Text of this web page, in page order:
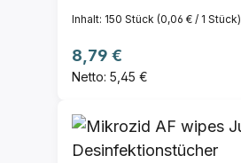
Inhalt: 150 Stück (0,06 € / 1 Stück)
Regulärer Preis:
8,79 €
Netto: 5,45 €